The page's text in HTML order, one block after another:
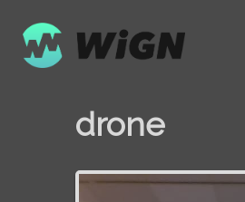
drone